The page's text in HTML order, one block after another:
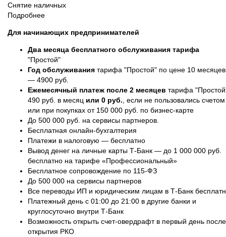
Снятие наличных
Подробнее
Для начинающих предпринимателей
Два месяца бесплатного обслуживания тарифа
"Простой"
Год обслуживания тарифа "Простой" по цене 10 месяцев
— 4900 руб.
Ежемесячный платеж после 2 месяцев тарифа
490 руб. в месяц или 0 руб. , если не пользовались счетом
или при покупках от 150 000 руб. по бизнес-карте
До 500 000 руб. на сервисы партнеров.
Бесплатная онлайн-бухгалтерия
Платежи в налоговую — бесплатно
Вывод денег на личные карты Т-Банк — до 1 000 000 руб.
бесплатно на тарифе «Профессиональный»
Бесплатное сопровождение по 115-ФЗ
До 500 000 на сервисы партнеров
Все переводы ИП и юридическим лицам в Т-Банк
Платежный день с 01:00 до 21:00 в другие банки и
круглосуточно внутри Т-Банк
Возможность открыть счет-овердрафт в первый день после
открытия РКО